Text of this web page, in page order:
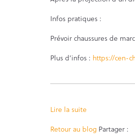
Infos pratiques :
Prévoir chaussures de
Plus d’infos : https://cen-
Lire la suite
Retour au blog Partager :